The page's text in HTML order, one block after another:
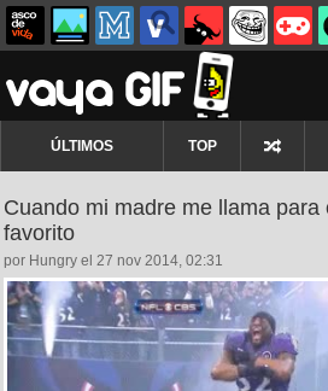
ÚLTIMOS TOP
Cuando mi madre me llama
favorito
por Hungry el 27 nov 2014, 02:31